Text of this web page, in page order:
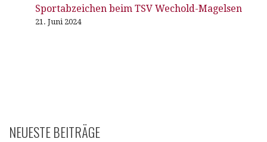
Sportabzeichen beim TSV Wechold-Magelsen
21. Juni 2024
NEUESTE BEITRÄGE